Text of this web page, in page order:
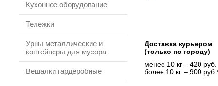
Кухонное оборудование
Тележки
Урны металлические и
контейнеры для мусора
Вешалки гардеробные
Доставка курьером
(только по городу)
менее 10 кг – 420 руб.
более 10 кг. – 900